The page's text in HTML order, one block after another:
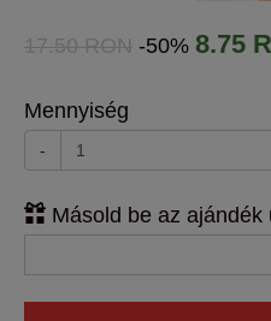
17.50 RON -50% 8.75
Mennyiség
-
Másold be az ajándék